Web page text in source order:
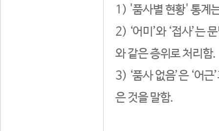
1) '품사별 현황' 통계
2) ‘어미’와 ‘접사’는
와 같은 층위로 처리함.
3) ‘품사 없음’은 ‘어
은 것을 말함.